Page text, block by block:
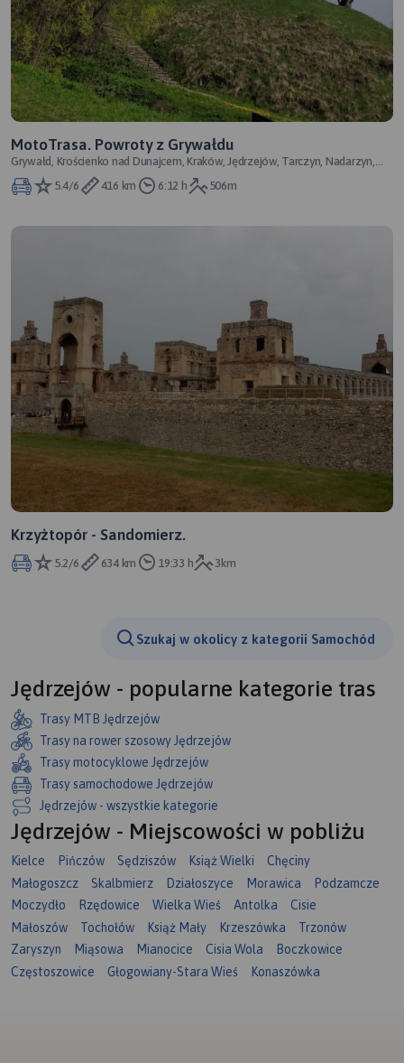
MotoTrasa. Powroty z Grywałdu
Grywałd, Krościenko nad Dunajcem, Kraków, Jędrzejów, Tarczyn, Nadarzyn,
Pruszków
5.4/6
416 km 6:12 h 506m
Krzyżtopór - Sandomierz.
5.2/6 634 km 19:33 h 3km
Szukaj w okolicy z kategorii Samochód
Jędrzejów - popularne kategorie tras
Trasy MTB Jędrzejów
Trasy na rower szosowy Jędrzejów
Trasy motocyklowe Jędrzejów
Trasy samochodowe Jędrzejów
Jędrzejów - wszystkie kategorie
Jędrzejów - Miejscowości w pobliżu
Kielce Pińczów Sędziszów Książ Wielki
Chęciny
Małogoszcz
Skalbmierz Działoszyce Morawica
Podzamcze
Moczydło
Rzędowice Wielka Wieś Antolka
Cisie
Małoszów
Tochołów Książ Mały Krzeszówka
Trzonów
Zaryszyn
Miąsowa Mianocice Cisia Wola
Boczkowice
Częstoszowice
Głogowiany-Stara Wieś Konaszówka